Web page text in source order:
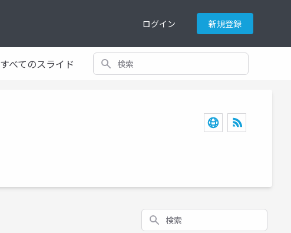
ログイン 新規登録
すべてのスライド 検索
検索